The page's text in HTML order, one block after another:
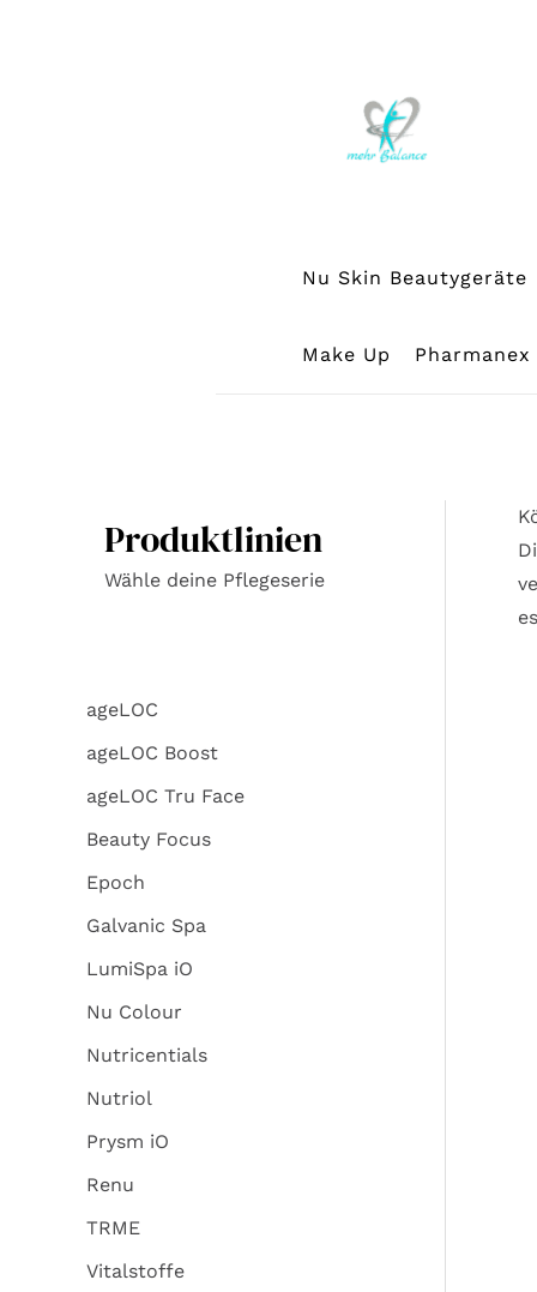
Nu Skin Beautygeräte
Make Up Pharmanex
Produktlinien
Wähle deine Pflegeserie
ageLOC
ageLOC Boost
ageLOC Tru Face
Beauty Focus
Epoch
Galvanic Spa
LumiSpa iO
Nu Colour
Nutricentials
Nutriol
Prysm iO
Renu
TRME
Vitalstoffe